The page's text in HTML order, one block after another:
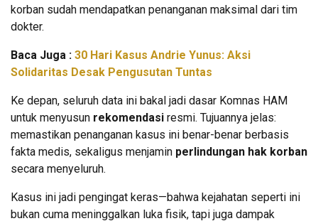
korban sudah mendapatkan penanganan maksimal dari tim
dokter.
Baca Juga : 30 Hari Kasus Andrie Yunus: Aksi
Solidaritas Desak Pengusutan Tuntas
Ke depan, seluruh data ini bakal jadi dasar Komnas HAM
untuk menyusun rekomendasi resmi. Tujuannya jelas:
memastikan penanganan kasus ini benar-benar berbasis
fakta medis, sekaligus menjamin perlindungan hak korban
secara menyeluruh.
Kasus ini jadi pengingat keras—bahwa kejahatan seperti ini
bukan cuma meninggalkan luka fisik, tapi juga dampak